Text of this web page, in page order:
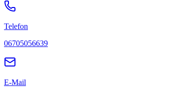
Telefon
06705056639
E-Mail